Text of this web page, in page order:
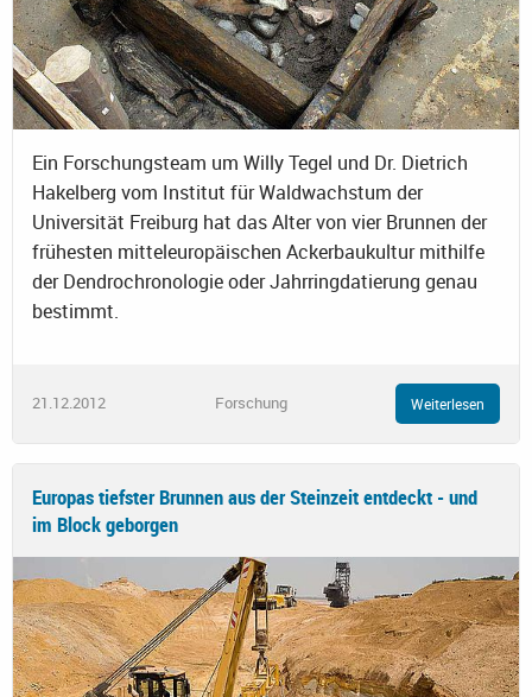
Ein Forschungsteam um Willy Tegel und Dr. Dietrich
Hakelberg vom Institut für Waldwachstum der
Universität Freiburg hat das Alter von vier Brunnen der
frühesten mitteleuropäischen Ackerbaukultur mithilfe
der Dendrochronologie oder Jahrringdatierung genau
bestimmt.
21.12.2012 Forschung Weiterlesen
Europas tiefster Brunnen aus der Steinzeit entdeckt - und
im Block geborgen